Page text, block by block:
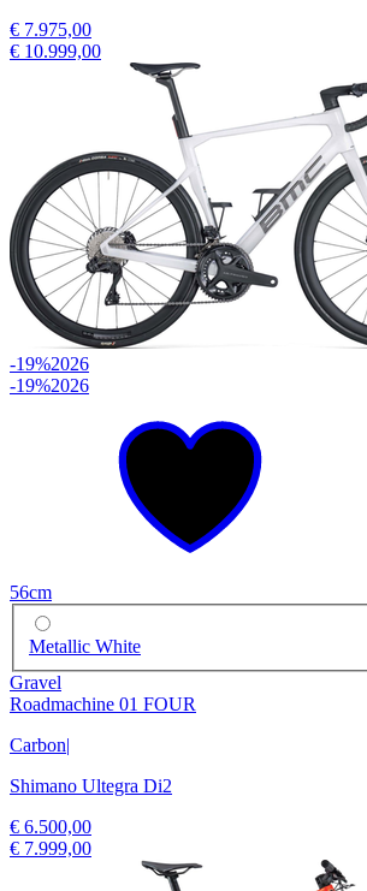
€ 7.975,00
€ 10.999,00
-19%2026
-19%2026
56cm
Metallic White
Gravel
Roadmachine 01 FOUR
Carbon|
Shimano Ultegra Di2
€ 6.500,00
€ 7.999,00